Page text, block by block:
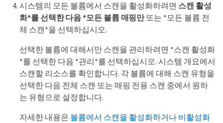
시스템의 모든 볼륨에서 스캔을 활성화하려면 스캔 활성
화*를 선택한 다음 *모든 볼륨 매핑만또는 *모든 볼륨 전
체 스캔*을 선택하십시오.
선택한 볼륨에 대해서만 스캔을 관리하려면 *스캔 활성화
*를 선택한 다음 *관리*를 선택하십시오. 시스템 개요에서
스캔할 리소스를 확인합니다. 각 볼륨에 대해 스캔 유형을
선택한 다음 전체 스캔 또는 매핑 전용 스캔 중에서 원하
는 유형으로 설정합니다.
자세한 내용은 볼륨에서 스캔을 활성화하거나 비활성화